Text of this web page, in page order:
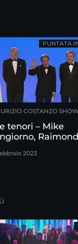
COSTANZO
tenori – Mike
da
2023
PUNTATA